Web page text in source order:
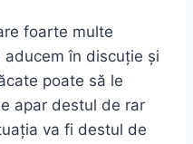
foarte multe
în discuție și
poate să le
apar destul de rar
va fi destul de